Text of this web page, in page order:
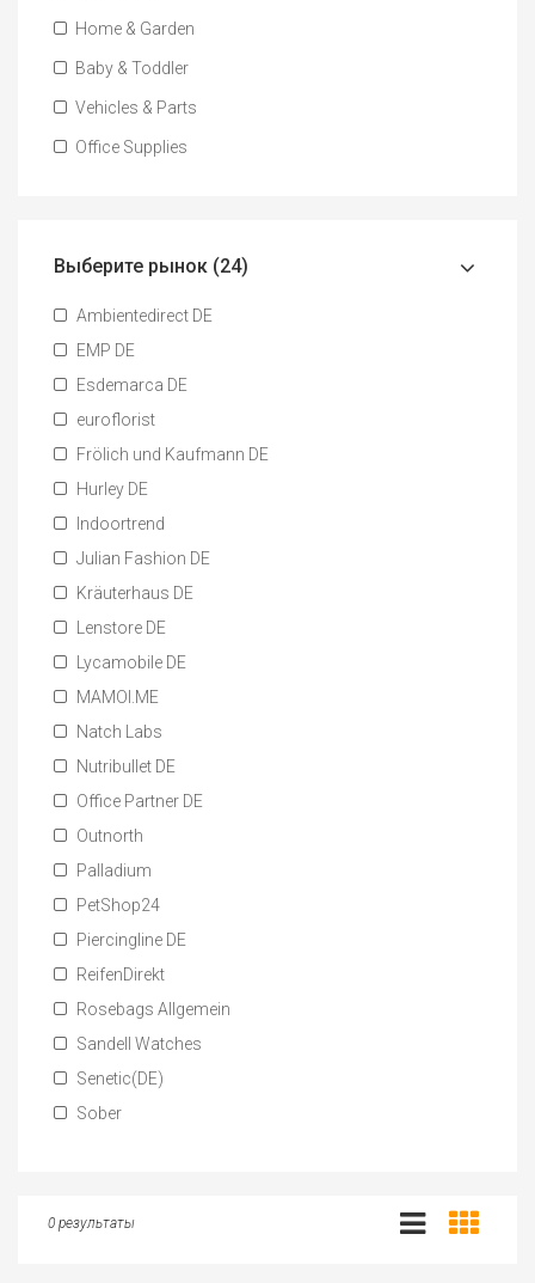
Home & Garden
Baby & Toddler
Vehicles & Parts
Office Supplies
Выберите рынок (24)
Ambientedirect DE
EMP DE
Esdemarca DE
euroflorist
Frölich und Kaufmann DE
Hurley DE
Indoortrend
Julian Fashion DE
Kräuterhaus DE
Lenstore DE
Lycamobile DE
MAMOI.ME
Natch Labs
Nutribullet DE
Office Partner DE
Outnorth
Palladium
PetShop24
Piercingline DE
ReifenDirekt
Rosebags Allgemein
Sandell Watches
Senetic(DE)
Sober
0 результаты